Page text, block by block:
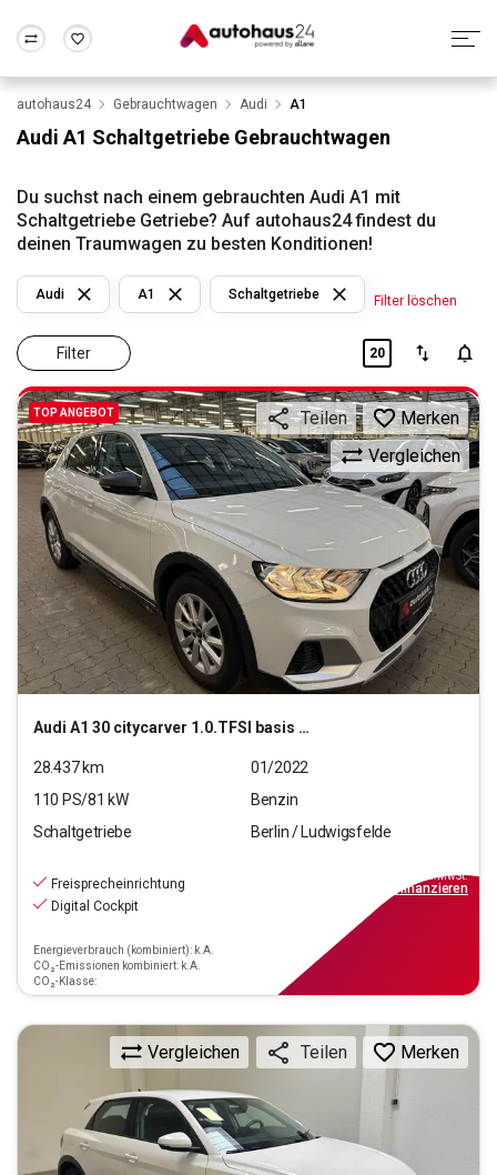
Wir bewerten dein Auto
Alle Fragen & Antworten
Rund um die Inzahlungnahme
Frankfurt Wuppertal
autohaus24 Gebrauchtwagen Audi A1
Audi A1 Schaltgetriebe Gebrauchtwagen
Du suchst nach einem gebrauchten Audi A1 mit
Schaltgetriebe Getriebe? Auf autohaus24 findest du
deinen Traumwagen zu besten Konditionen!
Filter
Audi A1 Schaltgetriebe Filter löschen
20
TOP ANGEBOT
Audi A1 30 citycarver 1.0.TFSI basis (EURO 6d)
Vergleichen
Teilen Merken
28.437km
01/2022
110 PS/81 kW
Benzin
Schaltgetriebe
Berlin / Ludwigsfelde
Freisprecheinrichtung
Digital Cockpit
Energieverbrauch (kombiniert): k.A.
CO₂-Emissionen kombiniert: k.A.
CO₂-Klasse:
inkl.MwSt.
finanzieren
Vergleichen Teilen Merken